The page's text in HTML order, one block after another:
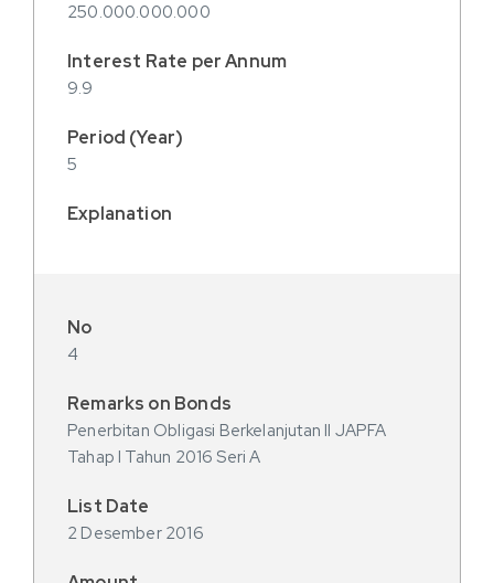
250.000.000.000
9.9
5
4
Penerbitan Obligasi Berkelanjutan II JAPFA
Tahap I Tahun 2016 Seri A
2 Desember 2016